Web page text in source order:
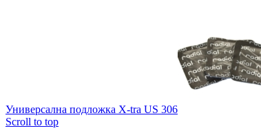
Универсална подложка X-tra US 306
Scroll to top